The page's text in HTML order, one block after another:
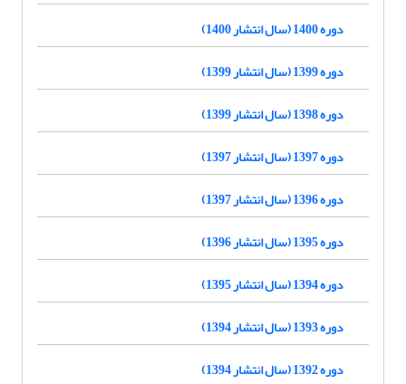
دوره 1400 (سال انتشار 1400)
دوره 1399 (سال انتشار 1399)
دوره 1398 (سال انتشار 1399)
دوره 1397 (سال انتشار 1397)
دوره 1396 (سال انتشار 1397)
دوره 1395 (سال انتشار 1396)
دوره 1394 (سال انتشار 1395)
دوره 1393 (سال انتشار 1394)
دوره 1392 (سال انتشار 1394)